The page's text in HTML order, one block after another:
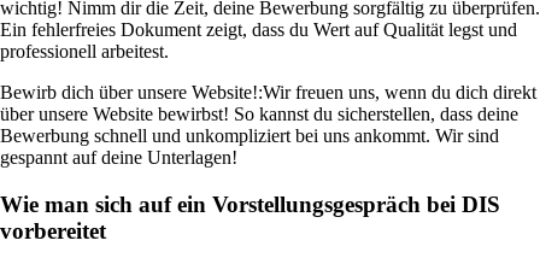
wichtig! Nimm dir die Zeit, deine Bewerbung sorgfältig zu überprüfen.
Ein fehlerfreies Dokument zeigt, dass du Wert auf Qualität legst und
professionell arbeitest.
Bewirb dich über unsere Website!:Wir freuen uns, wenn du dich direkt
über unsere Website bewirbst! So kannst du sicherstellen, dass deine
Bewerbung schnell und unkompliziert bei uns ankommt. Wir sind
gespannt auf deine Unterlagen!
Wie man sich auf ein Vorstellungsgespräch bei DIS
vorbereitet